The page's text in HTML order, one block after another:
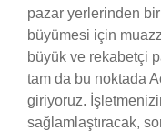
pazar yerlerinden
büyümesi için
büyük ve rekabetçi
tam da bu noktada
giriyoruz.
sağlamlaştıracak,